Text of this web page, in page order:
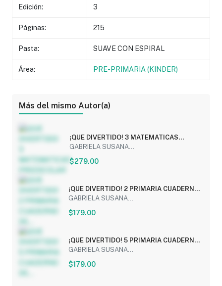
Edición: 3
Páginas: 215
Pasta: SUAVE CON ESPIRAL
Área: PRE-PRIMARIA (KINDER)
Más del mismo Autor(a)
¡QUE DIVERTIDO! 3 MATEMATICAS
PREESCOLAR
GABRIELA SUSANA...
$279.00
¡QUE DIVERTIDO! 2 PRIMARIA CUADERNO
DE...
GABRIELA SUSANA...
$179.00
¡QUE DIVERTIDO! 5 PRIMARIA CUADERNO
DE...
GABRIELA SUSANA...
$179.00